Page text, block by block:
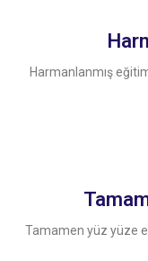
Harmanlanmış
Tamamen yüz yüze